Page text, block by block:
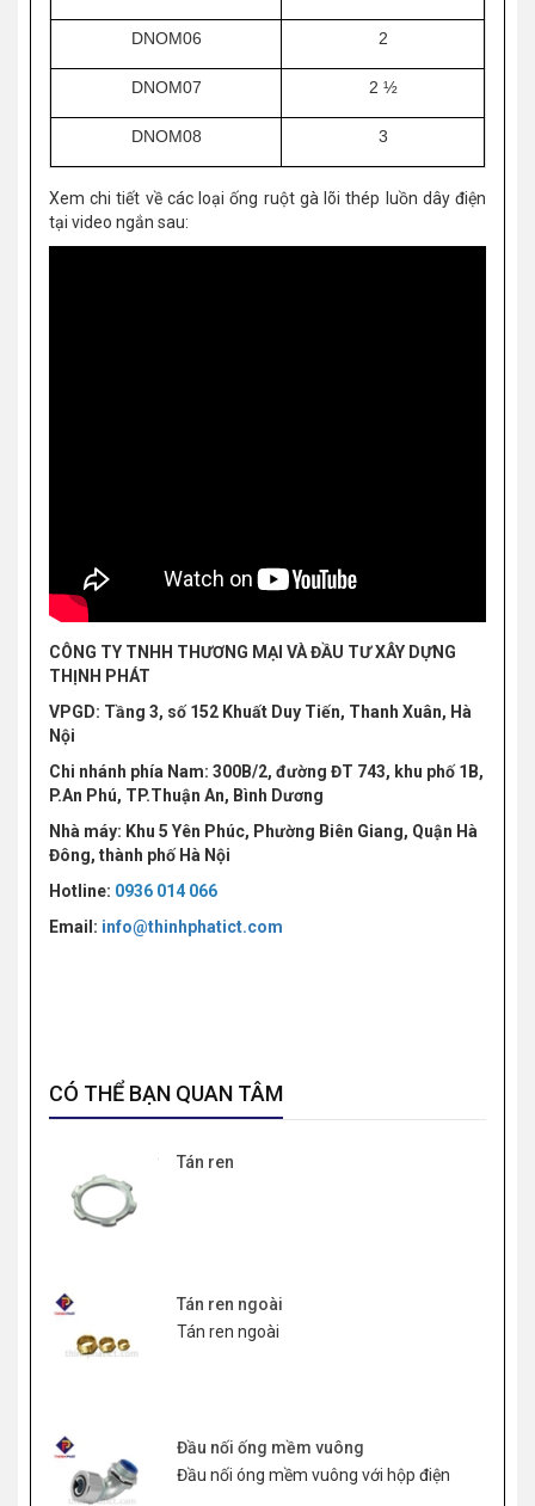
DNOM06 2
DNOM07 2 ½
DNOM08 3
Xem chi tiết về các loại ống ruột gà lõi thép luồn dây điện
tại video ngắn sau:
CÔNG TY TNHH THƯƠNG MẠI VÀ ĐẦU TƯ XÂY DỰNG
THỊNH PHÁT
VPGD: Tầng 3, số 152 Khuất Duy Tiến, Thanh Xuân, Hà
Nội
Chi nhánh phía Nam: 300B/2, đường ĐT 743, khu phố 1B,
P.An Phú, TP.Thuận An, Bình Dương
Nhà máy: Khu 5 Yên Phúc, Phường Biên Giang, Quận Hà
Đông, thành phố Hà Nội
Hotline: 0936 014 066
Email: info@thinhphatict.com
CÓ THỂ BẠN QUAN TÂM
Tán ren
Tán ren ngoài
Tán ren ngoài
Đầu nối ống mềm vuông
Đầu nối óng mềm vuông với hộp điện